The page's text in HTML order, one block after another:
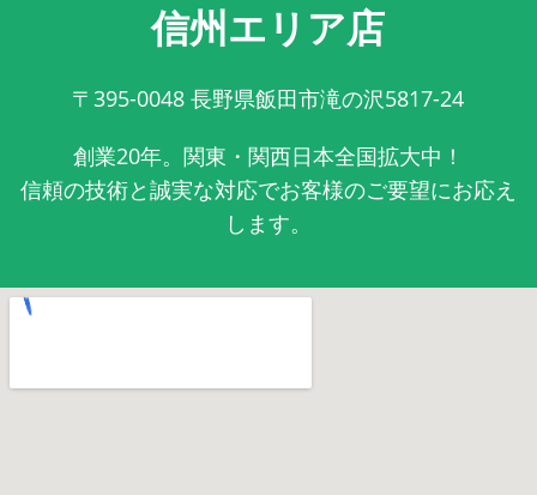
信州エリア店
〒395-0048 長野県飯田市滝の沢5817-24
創業20年。関東・関西日本全国拡大中！
信頼の技術と誠実な対応でお客様のご要望にお応え
します。